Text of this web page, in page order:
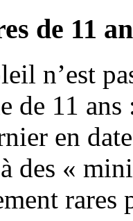
de 11
n’est
de 11
en
des «
rares